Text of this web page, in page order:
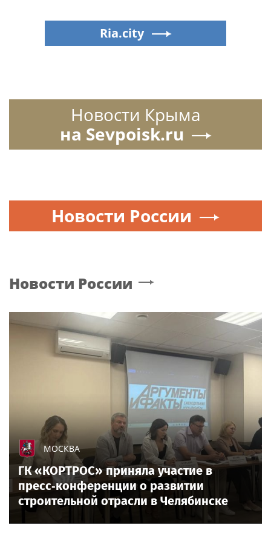
Ria.city
Новости Крыма
на Sevpoisk.ru
Новости России
Новости России
МОСКВА
ГК «КОРТРОС» приняла участие в
пресс‑конференции о развитии
строительной отрасли в Челябинске